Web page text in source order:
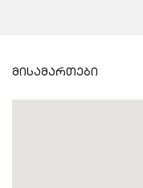
მისამართები